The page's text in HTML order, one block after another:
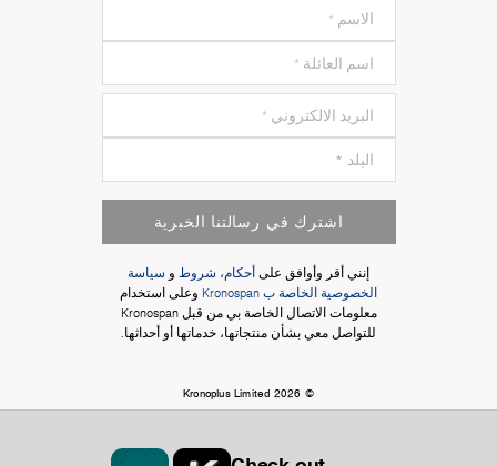
اشترك في رسالتنا الخبرية
إنني أقر وأوافق على أحكام، شروط و سياسة
الخصوصية الخاصة ب Kronospan
وعلى استخدام
معلومات الاتصال الخاصة بي من قبل Kronospan
للتواصل معي بشأن منتجاتها، خدماتها أو أحداثها.
© Kronoplus Limited 2026